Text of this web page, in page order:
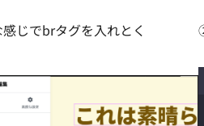
じでbrタグを入れとく